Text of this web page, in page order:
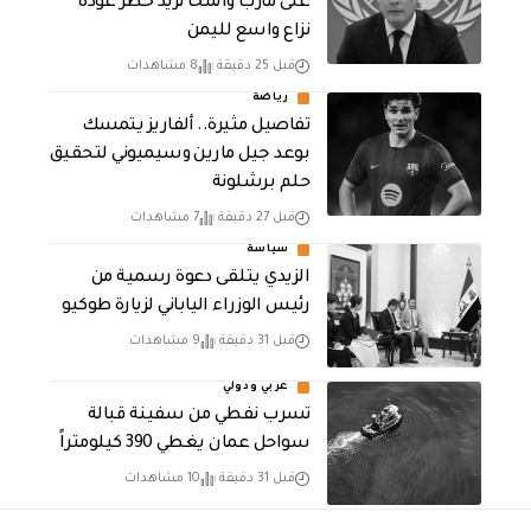
نزاع واسع لليمن
قبل 25 دقيقة 8 مشاهدات
رياضة
تفاصيل مثيرة.. ألفاريز يتمسك
بوعد جيل مارين وسيميوني لتحقيق
حلم برشلونة
قبل 27 دقيقة 7 مشاهدات
سياسة
الزيدي يتلقى دعوة رسمية من
رئيس الوزراء الياباني لزيارة طوكيو
قبل 31 دقيقة 9 مشاهدات
عربي ودولي
تسرب نفطي من سفينة قبالة
سواحل عمان يغطي 390 كيلومتراً
قبل 31 دقيقة 10 مشاهدات